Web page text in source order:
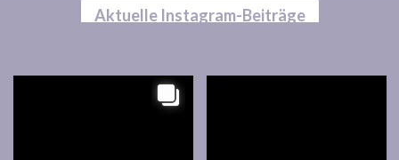
Aktuelle Instagram-Beiträge